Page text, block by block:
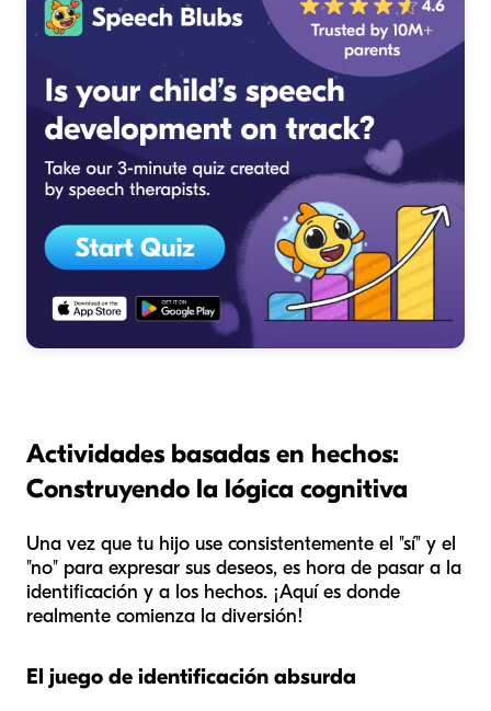
Actividades basadas en hechos:
Construyendo la lógica cognitiva
Una vez que tu hijo use consistentemente el "sí" y el
"no" para expresar sus deseos, es hora de pasar a la
identificación y a los hechos. ¡Aquí es donde
realmente comienza la diversión!
El juego de identificación absurda